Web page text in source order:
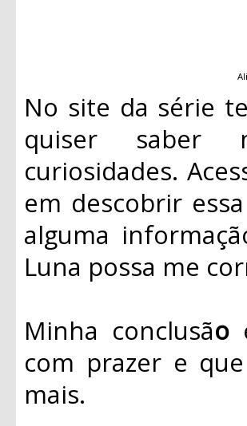
No site da série
quiser saber
curiosidades.
em descobrir
alguma
Luna possa me
Minha conclusão
com prazer e
mais.